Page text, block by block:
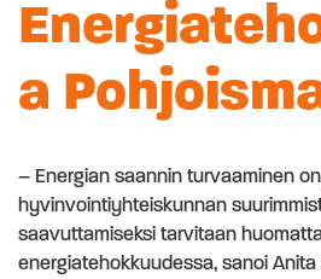
a
– Energian saannin turvaaminen
hyvinvointiyhteiskunnan
saavuttamiseksi tarvitaan
energiatehokkuudessa, sanoi